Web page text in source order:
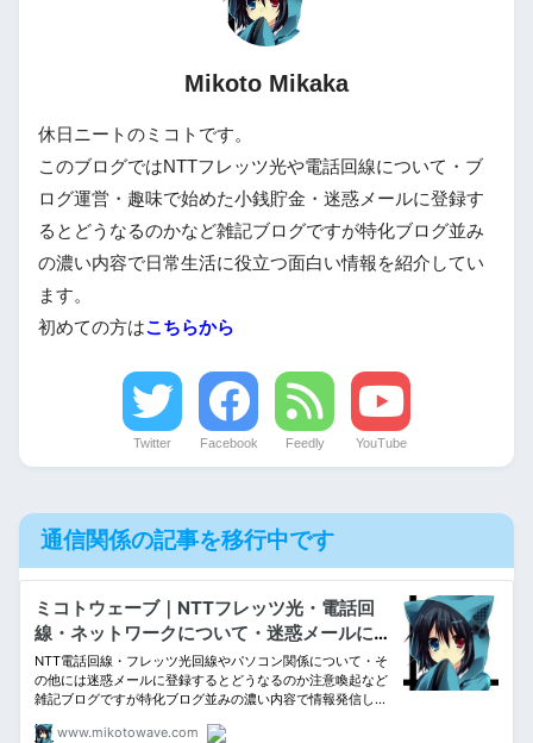
Mikoto Mikaka
休日ニートのミコトです。
このブログではNTTフレッツ光や電話回線について・ブ
ログ運営・趣味で始めた小銭貯金・迷惑メールに登録す
るとどうなるのかなど雑記ブログですが特化ブログ並み
の濃い内容で日常生活に役立つ面白い情報を紹介してい
ます。
初めての方はこちらから
Twitter Facebook Feedly YouTube
通信関係の記事を移行中です